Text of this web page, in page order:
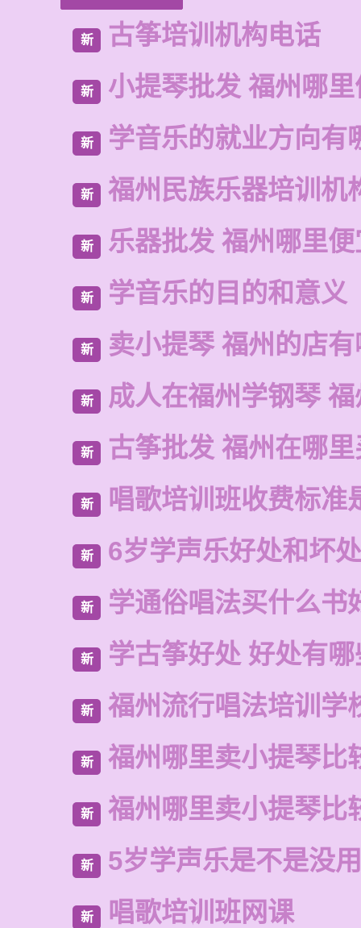
新 古筝培训机构电话
新 小提琴批发 福州哪
新 学音乐的就业方向有
新 福州民族乐器培训机
新 乐器批发 福州哪里
新 学音乐的目的和意义
新 卖小提琴 福州的店
新 成人在福州学钢琴
新 古筝批发 福州在哪
新 唱歌培训班收费标准
新 6岁学声乐好处和坏处
新 学通俗唱法买什么书
新 学古筝好处 好处有哪
新 福州流行唱法培训学
新 福州哪里卖小提琴比
新 福州哪里卖小提琴比
新 5岁学声乐是不是没用
新 唱歌培训班网课